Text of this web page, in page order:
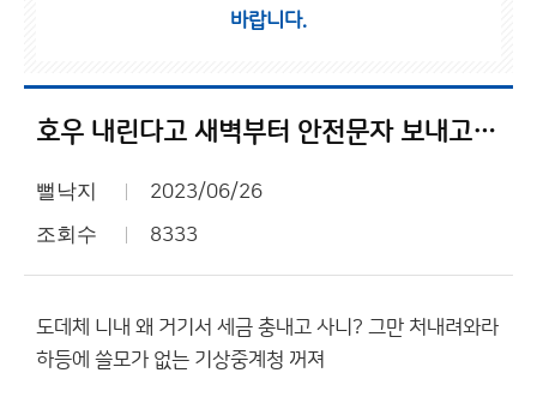
바랍니다.
호우 내린다고 새벽부터 안전문자 보내고 설래발 치더니 소나기 조금 내리고 하루쟁일 한톨도 안온다.
뻘낙지 2023/06/26
조회수 8333
도데체 니내 왜 거기서 세금 충내고 사니? 그만 처내려와라
하등에 쓸모가 없는 기상중계청 꺼져